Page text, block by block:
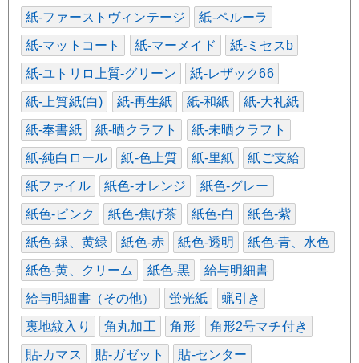
紙-ファーストヴィンテージ 紙-ペルーラ
紙-マットコート 紙-マーメイド 紙-ミセスb
紙-ユトリロ上質-グリーン 紙-レザック66
紙-上質紙(白) 紙-再生紙 紙-和紙 紙-大礼紙
紙-奉書紙 紙-晒クラフト 紙-未晒クラフト
紙-純白ロール 紙-色上質 紙-里紙 紙ご支給
紙ファイル 紙色-オレンジ 紙色-グレー
紙色-ピンク 紙色-焦げ茶 紙色-白 紙色-紫
紙色-緑、黄緑 紙色-赤 紙色-透明 紙色-青、水色
紙色-黄、クリーム 紙色-黒 給与明細書
給与明細書（その他） 蛍光紙 蝋引き
裏地紋入り 角丸加工 角形 角形2号マチ付き
貼-カマス 貼-ガゼット 貼-センター